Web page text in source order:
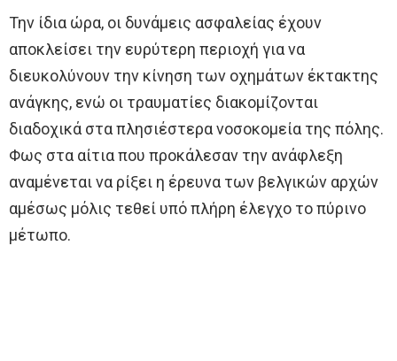
Την ίδια ώρα, οι δυνάμεις ασφαλείας έχουν
αποκλείσει την ευρύτερη περιοχή για να
διευκολύνουν την κίνηση των οχημάτων έκτακτης
ανάγκης, ενώ οι τραυματίες διακομίζονται
διαδοχικά στα πλησιέστερα νοσοκομεία της πόλης.
Φως στα αίτια που προκάλεσαν την ανάφλεξη
αναμένεται να ρίξει η έρευνα των βελγικών αρχών
αμέσως μόλις τεθεί υπό πλήρη έλεγχο το πύρινο
μέτωπο.